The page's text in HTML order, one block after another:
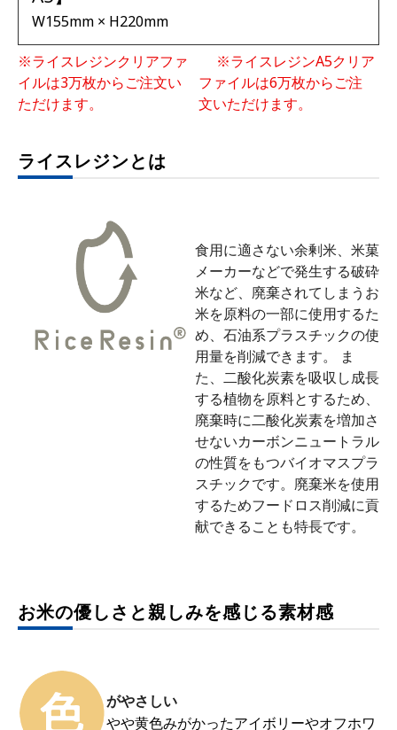
W155mm × H220mm
※ライスレジンクリアファ
イルは3万枚からご注文い
ただけます。
※ライスレジンA5クリア
ファイルは6万枚からご注
文いただけます。
ライスレジンとは
食用に適さない余剰米、米菓
メーカーなどで発生する破砕
米など、廃棄されてしまうお
米を原料の一部に使用するた
め、石油系プラスチックの使
用量を削減できます。 ま
た、二酸化炭素を吸収し成長
する植物を原料とするため、
廃棄時に二酸化炭素を増加さ
せないカーボンニュートラル
の性質をもつバイオマスプラ
スチックです。廃棄米を使用
するためフードロス削減に貢
献できることも特長です。
お米の優しさと親しみを感じる素材感
がやさしい
やや黄色みがかったアイボリーやオフホワ